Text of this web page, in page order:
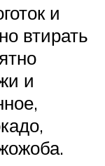
и
втирать
и